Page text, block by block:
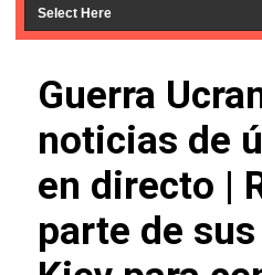
Guerra
noticias de
en directo |
parte de